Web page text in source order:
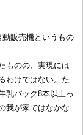
販売機というもの
ものの、実現には
わけではない。た
乳パック8本以上っ
我が家ではなかな